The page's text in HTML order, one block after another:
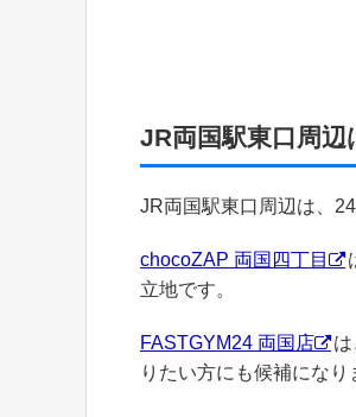
JR両国駅東口周
JR両国駅東口周辺は、
chocoZAP 両国四丁目
立地です。
FASTGYM24 両国店
りたい方にも候補になり